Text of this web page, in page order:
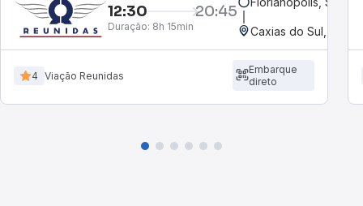
12:30 20:45
Duração: 8h 15min Caxias do Sul, RS
4 Viação Reunidas
Embarque
direto